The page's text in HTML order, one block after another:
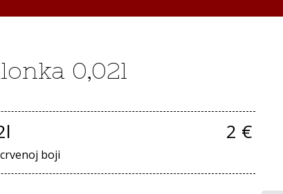
0,02l
2 €
boji